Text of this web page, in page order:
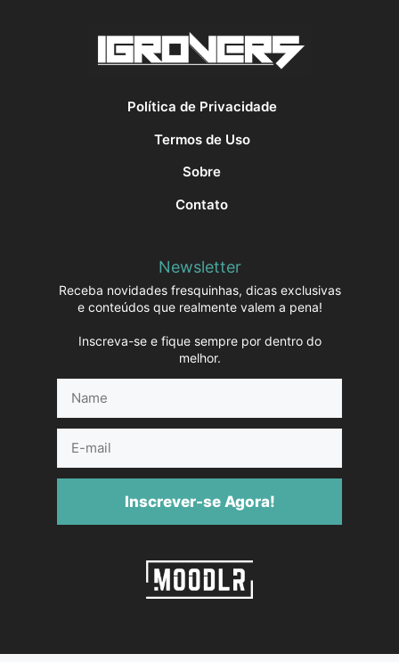
Política de Privacidade
Termos de Uso
Sobre
Contato
Newsletter
Receba novidades fresquinhas, dicas exclusivas
e conteúdos que realmente valem a pena!
Inscreva-se e fique sempre por dentro do
melhor.
mail
Inscrever-se Agora!